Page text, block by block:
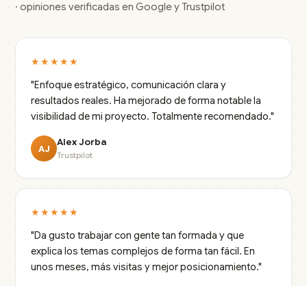
· opiniones verificadas en Google y Trustpilot
★★★★★
"Enfoque estratégico, comunicación clara y
resultados reales. Ha mejorado de forma notable la
visibilidad de mi proyecto. Totalmente recomendado."
AJ
Alex Jorba
Trustpilot
★★★★★
"Da gusto trabajar con gente tan formada y que
explica los temas complejos de forma tan fácil. En
unos meses, más visitas y mejor posicionamiento."